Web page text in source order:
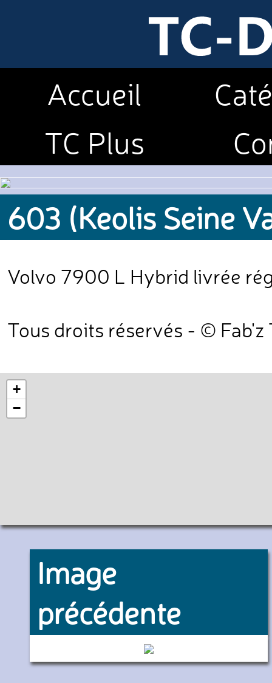
Accueil
TC Plus
603 (Keolis Seine
Volvo 7900 L Hybrid livrée
Tous droits réservés - © Fab'z
+
−
Image
précédente
4762 (RATP)